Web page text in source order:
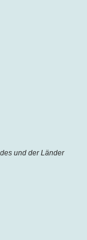
und der Länder